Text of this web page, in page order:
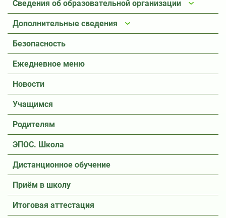
Сведения об образовательной организации
Дополнительные сведения
Безопасность
Ежедневное меню
Новости
Учащимся
Родителям
ЭПОС. Школа
Дистанционное обучение
Приём в школу
Итоговая аттестация